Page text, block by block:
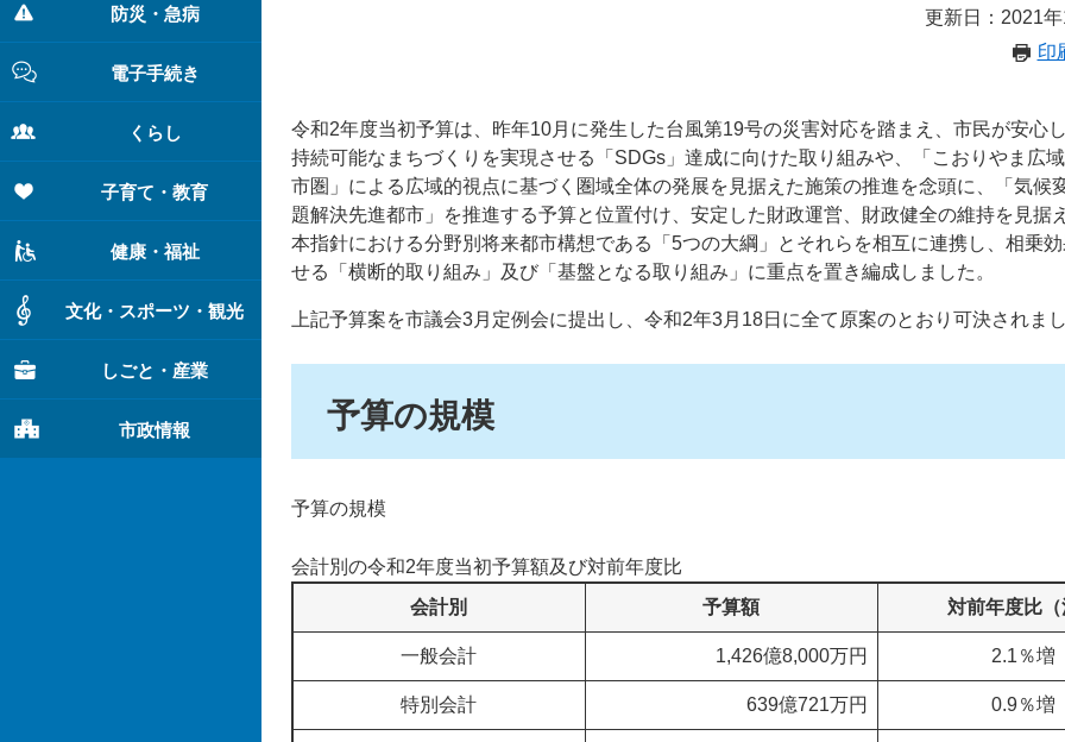
防災・急病
電子手続き
くらし
子育て・教育
健康・福祉
文化・スポーツ・観光
しごと・産業
市政情報
更新日：2021
印
令和2年度当初予算は、昨年10月に発生した台風第19号の災害対応を踏まえ、市民が安心
持続可能なまちづくりを実現させる「SDGs」達成に向けた取り組みや、「こおりやま広
市圏」による広域的視点に基づく圏域全体の発展を見据えた施策の推進を念頭に、「気候
題解決先進都市」を推進する予算と位置付け、安定した財政運営、財政健全の維持を見据
本指針における分野別将来都市構想である「5つの大綱」とそれらを相互に連携し、相乗効
せる「横断的取り組み」及び「基盤となる取り組み」に重点を置き編成しました。
上記予算案を市議会3月定例会に提出し、令和2年3月18日に全て原案のとおり可決されまし
予算の規模
予算の規模
会計別の令和2年度当初予算額及び対前年度比
会計別
予算額 対前年度比（
一般会計 1,426億8,000万円 2.1％増
特別会計 639億721万円 0.9％増